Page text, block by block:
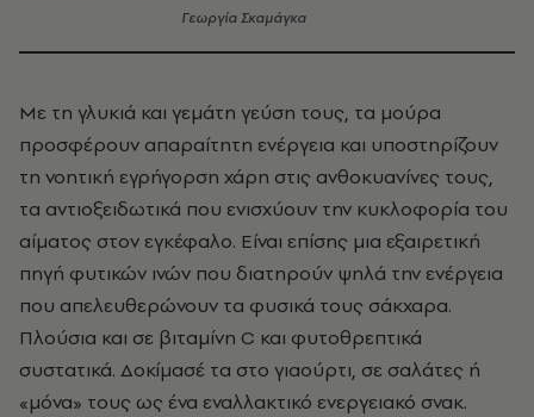
Γεωργία Σκαμάγκα
Με τη γλυκιά και γεμάτη γεύση τους, τα μούρα
προσφέρουν απαραίτητη ενέργεια και υποστηρίζουν
τη νοητική εγρήγορση χάρη στις ανθοκυανίνες τους,
τα αντιοξειδωτικά που ενισχύουν την κυκλοφορία του
αίματος στον εγκέφαλο. Είναι επίσης μια εξαιρετική
πηγή φυτικών ινών που διατηρούν ψηλά την ενέργεια
που απελευθερώνουν τα φυσικά τους σάκχαρα.
Πλούσια και σε βιταμίνη C και φυτοθρεπτικά
συστατικά. Δοκίμασέ τα στο γιαούρτι, σε σαλάτες ή
«μόνα» τους ως ένα εναλλακτικό ενεργειακό σνακ.